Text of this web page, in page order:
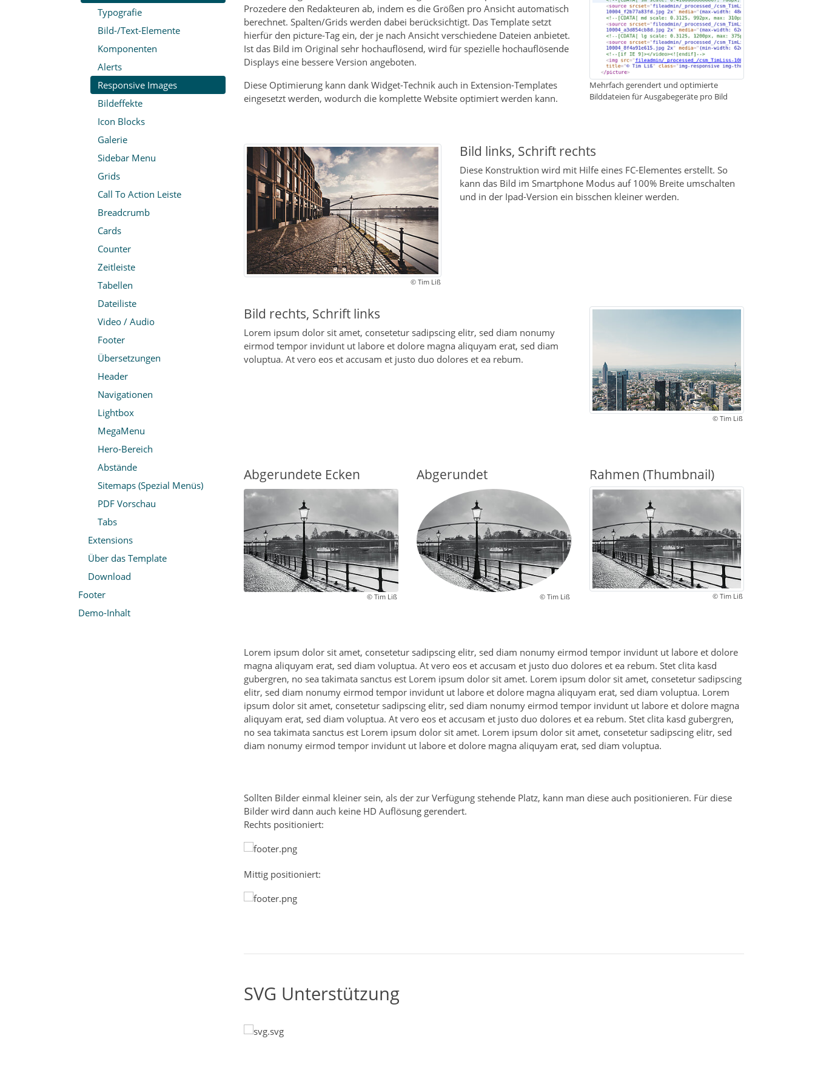
Prozedere den Redakteuren ab, indem es die Größen pro Ansicht automatisch
berechnet. Spalten/Grids werden dabei berücksichtigt. Das Template setzt
hierfür den picture-Tag ein, der je nach Ansicht verschiedene Dateien anbietet.
Ist das Bild im Original sehr hochauflösend, wird für spezielle hochauflösende
Displays eine bessere Version angeboten.
Diese Optimierung kann dank Widget-Technik auch in Extension-Templates
eingesetzt werden, wodurch die komplette Website optimiert werden kann.
Mehrfach gerendert und optimierte
Bilddateien für Ausgabegeräte pro Bild
© Tim Liß
Bild links, Schrift rechts
Diese Konstruktion wird mit Hilfe eines FC-Elementes erstellt. So
kann das Bild im Smartphone Modus auf 100% Breite umschalten
und in der Ipad-Version ein bisschen kleiner werden.
Bild rechts, Schrift links
Lorem ipsum dolor sit amet, consetetur sadipscing elitr, sed diam nonumy
eirmod tempor invidunt ut labore et dolore magna aliquyam erat, sed diam
voluptua. At vero eos et accusam et justo duo dolores et ea rebum.
© Tim Liß
Abgerundete Ecken
© Tim Liß
Abgerundet
© Tim Liß
Rahmen (Thumbnail)
© Tim Liß
Lorem ipsum dolor sit amet, consetetur sadipscing elitr, sed diam nonumy eirmod tempor invidunt ut labore et dolore
magna aliquyam erat, sed diam voluptua. At vero eos et accusam et justo duo dolores et ea rebum. Stet clita kasd
gubergren, no sea takimata sanctus est Lorem ipsum dolor sit amet. Lorem ipsum dolor sit amet, consetetur sadipscing
elitr, sed diam nonumy eirmod tempor invidunt ut labore et dolore magna aliquyam erat, sed diam voluptua. Lorem
ipsum dolor sit amet, consetetur sadipscing elitr, sed diam nonumy eirmod tempor invidunt ut labore et dolore magna
aliquyam erat, sed diam voluptua. At vero eos et accusam et justo duo dolores et ea rebum. Stet clita kasd gubergren,
no sea takimata sanctus est Lorem ipsum dolor sit amet. Lorem ipsum dolor sit amet, consetetur sadipscing elitr, sed
diam nonumy eirmod tempor invidunt ut labore et dolore magna aliquyam erat, sed diam voluptua.
Sollten Bilder einmal kleiner sein, als der zur Verfügung stehende Platz, kann man diese auch positionieren. Für diese
Bilder wird dann auch keine HD Auflösung gerendert.
Rechts positioniert:
Mittig positioniert:
SVG Unterstützung
Typografie
Bild-/Text-Elemente
Komponenten
Alerts
Responsive Images
Bildeffekte
Icon Blocks
Galerie
Sidebar Menu
Grids
Call To Action Leiste
Breadcrumb
Cards
Counter
Zeitleiste
Tabellen
Dateiliste
Video / Audio
Footer
Übersetzungen
Header
Navigationen
Lightbox
MegaMenu
Hero-Bereich
Abstände
Sitemaps (Spezial Menüs)
PDF Vorschau
Tabs
Extensions
Über das Template
Download
Footer
Demo-Inhalt